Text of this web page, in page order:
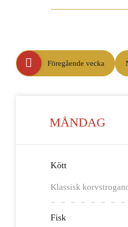
Föregående vecka
MÅNDAG
Kött
Klassisk
Fisk